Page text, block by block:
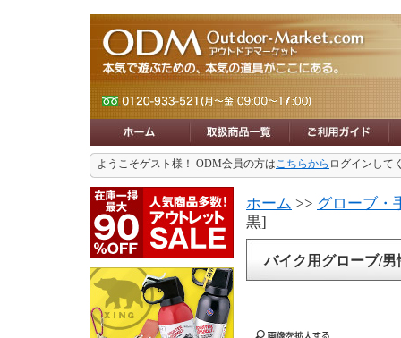
ようこそゲスト様！ ODM会員の方はこちらから ログインして
ホーム >> グローブ・
黒]
バイク用グローブ/